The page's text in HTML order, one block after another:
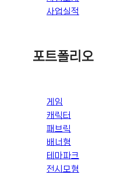
사업실적
포트폴리오
게임
캐릭터
패브릭
배너형
테마파크
전시모형